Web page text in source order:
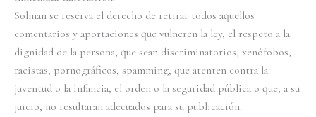
Solman se reserva el derecho de retirar todos aquellos
comentarios y aportaciones que vulneren la ley, el respeto a la
dignidad de la persona, que sean discriminatorios, xenófobos,
racistas, pornográficos, spamming, que atenten contra la
juventud o la infancia, el orden o la seguridad pública o que, a su
juicio, no resultaran adecuados para su publicación.